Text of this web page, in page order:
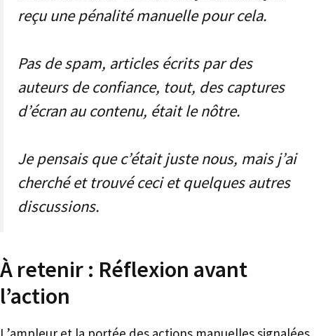
reçu une pénalité manuelle pour cela.
Pas de spam, articles écrits par des
auteurs de confiance, tout, des captures
d’écran au contenu, était le nôtre.
Je pensais que c’était juste nous, mais j’ai
cherché et trouvé ceci et quelques autres
discussions.
À retenir : Réflexion avant
l’action